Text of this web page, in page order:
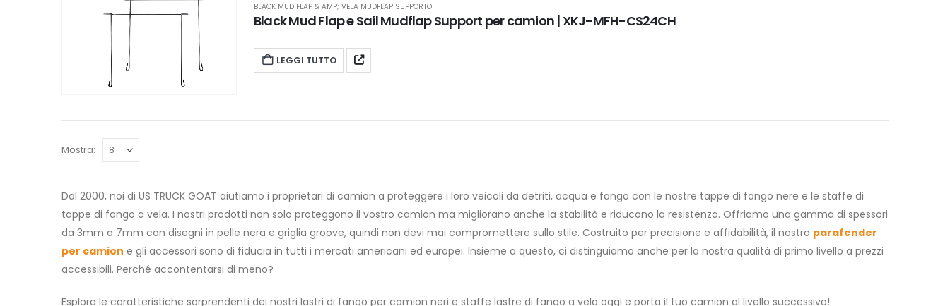
BLACK MUD FLAP & AMP; VELA MUDFLAP SUPPORTO
Black Mud Flap e Sail Mudflap Support per camion | XKJ-MFH-CS24CH
LEGGI TUTTO
Mostra:
Dal 2000, noi di US TRUCK GOAT aiutiamo i proprietari di camion a proteggere i loro veicoli da detriti, acqua e fango con le nostre tappe di fango nere e le staffe di
tappe di fango a vela. I nostri prodotti non solo proteggono il vostro camion ma migliorano anche la stabilità e riducono la resistenza. Offriamo una gamma di spessori
da 3mm a 7mm con disegni in pelle nera e griglia groove, quindi non devi mai compromettere sullo stile. Costruito per precisione e affidabilità, il nostro parafender
per camion e gli accessori sono di fiducia in tutti i mercati americani ed europei. Insieme a questo, ci distinguiamo anche per la nostra qualità di primo livello a prezzi
accessibili. Perché accontentarsi di meno?
Esplora le caratteristiche sorprendenti dei nostri lastri di fango per camion neri e staffe lastre di fango a vela oggi e porta il tuo camion al livello successivo!